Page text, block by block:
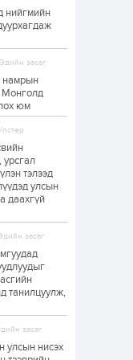
өрийн
долоо хоногт
0
дэлхийн
боллоо
Энэ
экспортын
олгож болох
0
улсын
сондгой
төгссөн бол
шатахуун
нийгмийн
засаг
намрын
Монголд
юм
урсгал
тэлээд
улсын
даахгүй
засаг
танилцуулж,
засаг
улсын нисэх